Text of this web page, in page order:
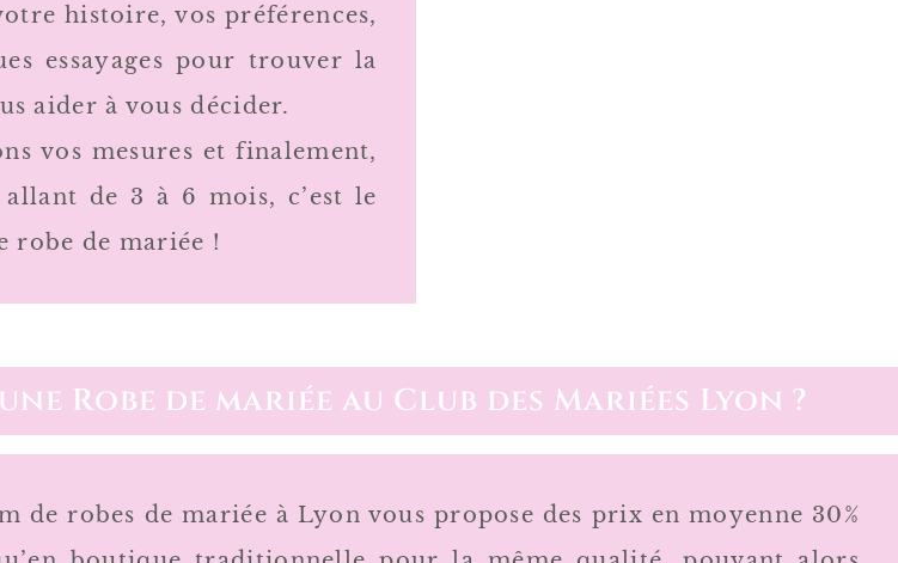
histoire, vos préférences,
essayages pour trouver la
aider à vous décider.
vos mesures et finalement,
de 3 à 6 mois, c’est le
robe de mariée !
Robe de mariée au Club des Mariées Lyon ?
de robes de mariée à Lyon vous propose des prix en moyenne 30%